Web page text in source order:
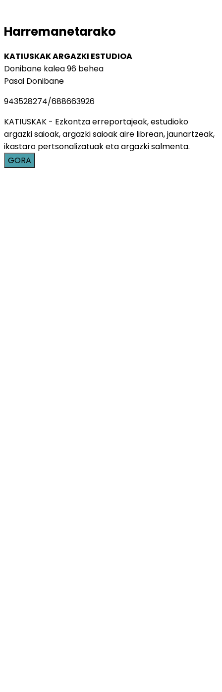
Harremanetarako
KATIUSKAK ARGAZKI ESTUDIOA
Donibane kalea 96 behea
Pasai Donibane
943528274/688663926
KATIUSKAK - Ezkontza erreportajeak, estudioko
argazki saioak, argazki saioak aire librean, jaunartzeak,
ikastaro pertsonalizatuak eta argazki salmenta.
GORA